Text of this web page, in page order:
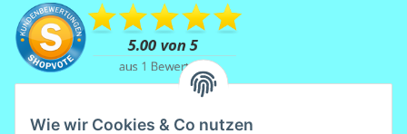
Wie wir Cookies & Co nutzen